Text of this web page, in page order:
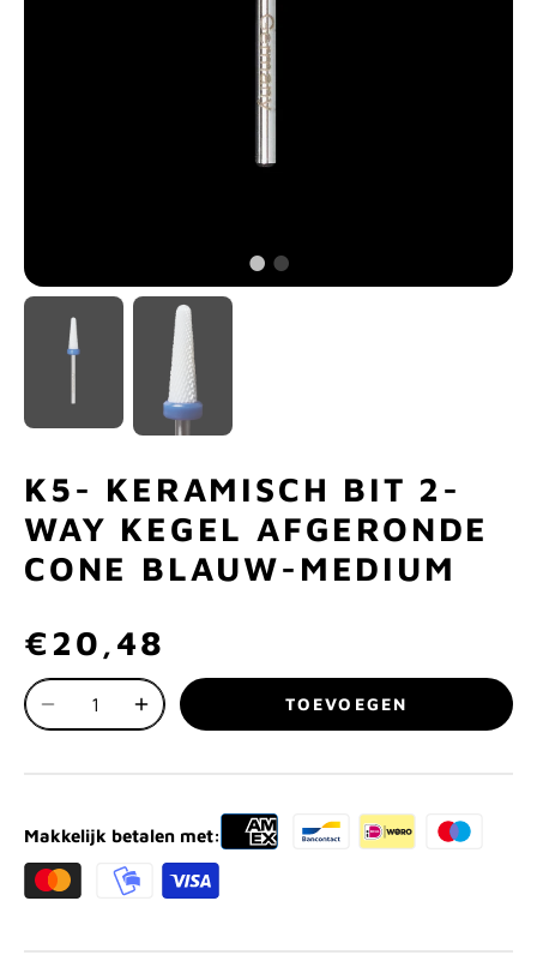
K5- KERAMISCH BIT 2-
WAY KEGEL AFGERONDE
CONE BLAUW-MEDIUM
€20,48
TOEVOEGEN
Makkelijk betalen met: